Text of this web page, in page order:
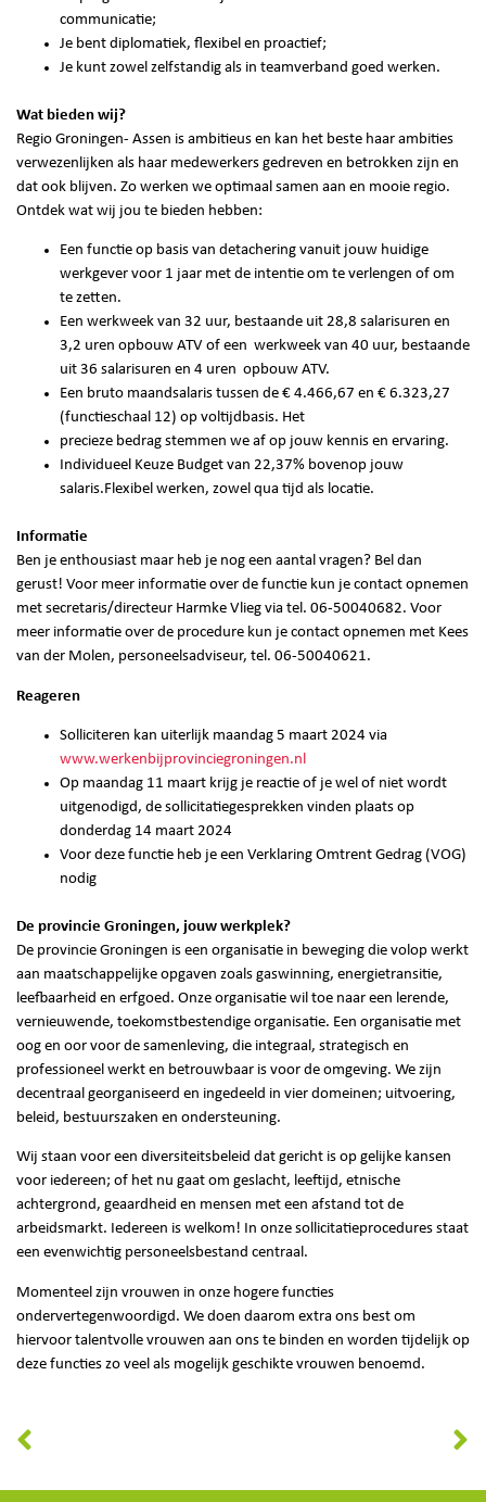
communicatie;
Je bent diplomatiek, flexibel en proactief;
Je kunt zowel zelfstandig als in teamverband goed werken.
Wat bieden wij?
Regio Groningen- Assen is ambitieus en kan het beste haar ambities
verwezenlijken als haar medewerkers gedreven en betrokken zijn en
dat ook blijven. Zo werken we optimaal samen aan en mooie regio.
Ontdek wat wij jou te bieden hebben:
Een functie op basis van detachering vanuit jouw huidige
werkgever voor 1 jaar met de intentie om te verlengen of om
te zetten.
Een werkweek van 32 uur, bestaande uit 28,8 salarisuren en
3,2 uren opbouw ATV of een werkweek van 40 uur, bestaande
uit 36 salarisuren en 4 uren opbouw ATV.
Een bruto maandsalaris tussen de € 4.466,67 en € 6.323,27
(functieschaal 12) op voltijdbasis. Het
precieze bedrag stemmen we af op jouw kennis en ervaring.
Individueel Keuze Budget van 22,37% bovenop jouw
salaris.Flexibel werken, zowel qua tijd als locatie.
Informatie
Ben je enthousiast maar heb je nog een aantal vragen? Bel dan
gerust! Voor meer informatie over de functie kun je contact opnemen
met secretaris/directeur Harmke Vlieg via tel. 06-50040682. Voor
meer informatie over de procedure kun je contact opnemen met Kees
van der Molen, personeelsadviseur, tel. 06-50040621.
Reageren
Solliciteren kan uiterlijk maandag 5 maart 2024 via
www.werkenbijprovinciegroningen.nl
Op maandag 11 maart krijg je reactie of je wel of niet wordt
uitgenodigd, de sollicitatiegesprekken vinden plaats op
donderdag 14 maart 2024
Voor deze functie heb je een Verklaring Omtrent Gedrag (VOG)
nodig
De provincie Groningen, jouw werkplek?
De provincie Groningen is een organisatie in beweging die volop werkt
aan maatschappelijke opgaven zoals gaswinning, energietransitie,
leefbaarheid en erfgoed. Onze organisatie wil toe naar een lerende,
vernieuwende, toekomstbestendige organisatie. Een organisatie met
oog en oor voor de samenleving, die integraal, strategisch en
professioneel werkt en betrouwbaar is voor de omgeving. We zijn
decentraal georganiseerd en ingedeeld in vier domeinen; uitvoering,
beleid, bestuurszaken en ondersteuning.
Wij staan voor een diversiteitsbeleid dat gericht is op gelijke kansen
voor iedereen; of het nu gaat om geslacht, leeftijd, etnische
achtergrond, geaardheid en mensen met een afstand tot de
arbeidsmarkt. Iedereen is welkom! In onze sollicitatieprocedures staat
een evenwichtig personeelsbestand centraal.
Momenteel zijn vrouwen in onze hogere functies
ondervertegenwoordigd. We doen daarom extra ons best om
hiervoor talentvolle vrouwen aan ons te binden en worden tijdelijk op
deze functies zo veel als mogelijk geschikte vrouwen benoemd.